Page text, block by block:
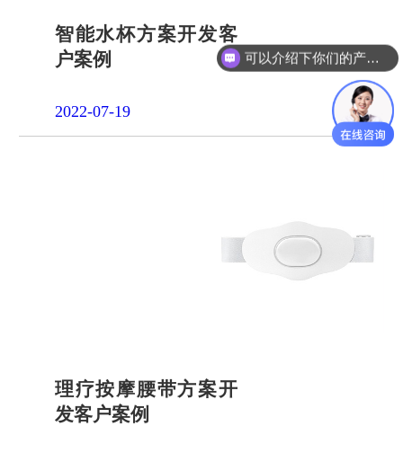
智能水杯方案开发客
户案例
2022-07-19
理疗按摩腰带方案开
发客户案例
可以介绍下你们的产品么？